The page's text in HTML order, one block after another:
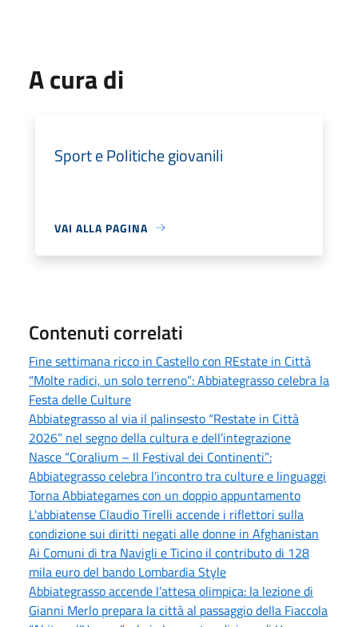
A cura di
Sport e Politiche giovanili
VAI ALLA PAGINA
Contenuti correlati
Fine settimana ricco in Castello con REstate in Città
“Molte radici, un solo terreno”: Abbiategrasso celebra la
Festa delle Culture
Abbiategrasso al via il palinsesto “Restate in Città
2026” nel segno della cultura e dell’integrazione
Nasce “Coralium – Il Festival dei Continenti”:
Abbiategrasso celebra l’incontro tra culture e linguaggi
Torna Abbiategames con un doppio appuntamento
L'abbiatense Claudio Tirelli accende i riflettori sulla
condizione sui diritti negati alle donne in Afghanistan
Ai Comuni di tra Navigli e Ticino il contributo di 128
mila euro del bando Lombardia Style
Abbiategrasso accende l’attesa olimpica: la lezione di
Gianni Merlo prepara la città al passaggio della Fiaccola